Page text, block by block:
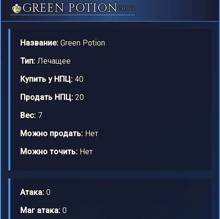
GREEN POTION(506)
Название: Green Potion
Тип:Лечащее
Купить у НПЦ: 40
Продать НПЦ: 20
Вес: 7
Можно продать: Нет
Можно точить: Нет
Атака:0
Маг атака:0